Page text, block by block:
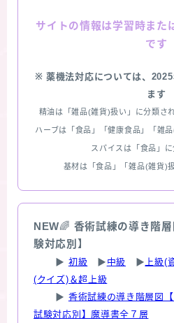
サイトの情報は学習時また
です
※ 薬機法対応については、
ます
精油は「雑品(雑貨)扱い」に分類さ
ハーブは「食品」「健康食品」「雑
スパイスは「食品」
基材は「食品」「雑品(雑貨)
NEW🌈 香術試練の導き階
験対応別】
▶ 初級 ▶ 中級 ▶ 上級(
(クイズ)＆超上級
▶ 香術試練の導き階層図
試験対応別】魔導書全７層